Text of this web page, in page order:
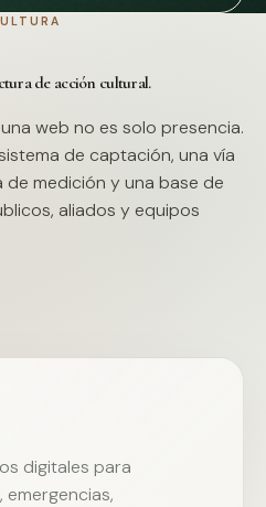
de acción cultural.
web no es solo presencia.
de captación, una vía
medición y una base de
aliados y equipos
digitales para